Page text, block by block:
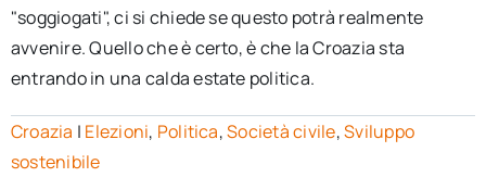
"soggiogati", ci si chiede se questo potrà realmente
avvenire. Quello che è certo, è che la Croazia sta
entrando in una calda estate politica.
Croazia | Elezioni, Politica,Società civile,Sviluppo
sostenibile